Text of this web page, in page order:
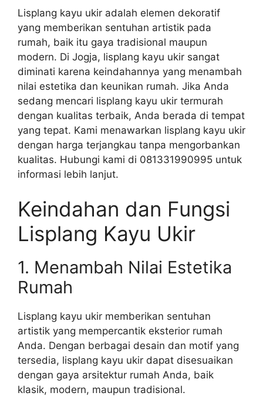
Lisplang kayu ukir adalah elemen dekoratif
yang memberikan sentuhan artistik pada
rumah, baik itu gaya tradisional maupun
modern. Di Jogja, lisplang kayu ukir sangat
diminati karena keindahannya yang menambah
nilai estetika dan keunikan rumah. Jika Anda
sedang mencari lisplang kayu ukir termurah
dengan kualitas terbaik, Anda berada di tempat
yang tepat. Kami menawarkan lisplang kayu ukir
dengan harga terjangkau tanpa mengorbankan
kualitas. Hubungi kami di 081331990995 untuk
informasi lebih lanjut.
Keindahan dan Fungsi
Lisplang Kayu Ukir
1. Menambah Nilai Estetika
Rumah
Lisplang kayu ukir memberikan sentuhan
artistik yang mempercantik eksterior rumah
Anda. Dengan berbagai desain dan motif yang
tersedia, lisplang kayu ukir dapat disesuaikan
dengan gaya arsitektur rumah Anda, baik
klasik, modern, maupun tradisional.